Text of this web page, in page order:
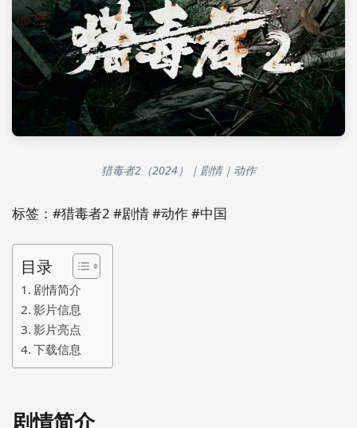
猎毒者2（2024）｜剧情｜动作
标签：#猎毒者2 #剧情 #动作 #中国
目录
剧情简介
影片信息
影片亮点
下载信息
剧情简介